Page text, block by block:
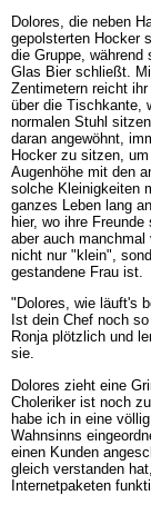
Dolores, die neben
gepolsterten Hocker
die Gruppe, während
Glas Bier schließt.
Zentimetern reicht
über die Tischkante,
normalen Stuhl
daran angewöhnt,
Hocker zu sitzen,
Augenhöhe mit den
solche Kleinigkeiten
ganzes Leben lang
hier, wo ihre
aber auch
nicht nur "klein",
gestandene Frau ist.
"Dolores, wie läuft's
Ist dein Chef noch
Ronja plötzlich und
sie.
Dolores zieht eine
Choleriker ist noch
habe ich in eine
Wahnsinns
einen Kunden
gleich verstanden
Internetpaketen